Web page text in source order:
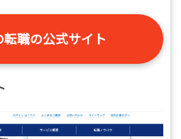
職の公式サイト